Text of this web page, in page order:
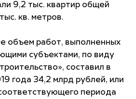
9,2 тыс. квартир общей
кв. метров.
объем работ, выполненных
субъектами, по виду
составил в
года 34,2 млрд рублей, или
периода